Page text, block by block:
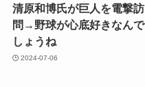
清原和博氏が巨人を電撃訪
問→野球が心底好きなんで
しょうね
2024-07-06